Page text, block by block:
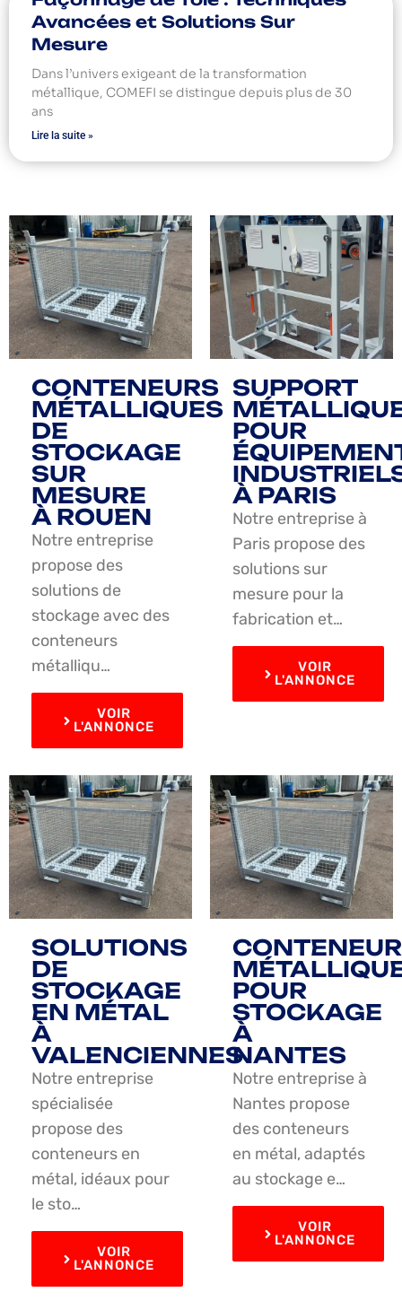
Avancées et Solutions Sur
Mesure
Dans l’univers exigeant de la transformation
métallique, COMEFI se distingue depuis plus de 30
ans
Lire la suite »
CONTENEURS
MÉTALLIQUES
DE
STOCKAGE
SUR
MESURE
À ROUEN
Notre entreprise
propose des
solutions de
stockage avec des
conteneurs
métalliqu…
VOIR
L'ANNONCE
SUPPORT
POUR
À PARIS
Notre entreprise à
Paris propose des
solutions sur
mesure pour la
fabrication et…
VOIR
L'ANNONCE
SOLUTIONS
DE
STOCKAGE
EN MÉTAL
À
VALENCIENNES
Notre entreprise
spécialisée
propose des
conteneurs en
métal, idéaux pour
le sto…
VOIR
L'ANNONCE
POUR
STOCKAGE
À
NANTES
Notre entreprise à
Nantes propose
des conteneurs
en métal, adaptés
au stockage e…
VOIR
L'ANNONCE